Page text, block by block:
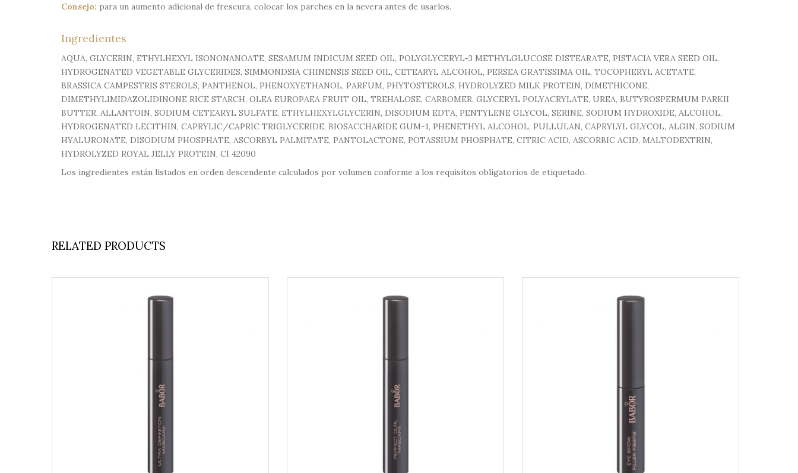
Consejo: para un aumento adicional de frescura, colocar los parches en la nevera antes de usarlos.
Ingredientes
AQUA, GLYCERIN, ETHYLHEXYL ISONONANOATE, SESAMUM INDICUM SEED OIL, POLYGLYCERYL-3 METHYLGLUCOSE DISTEARATE, PISTACIA VERA SEED OIL,
HYDROGENATED VEGETABLE GLYCERIDES, SIMMONDSIA CHINENSIS SEED OIL, CETEARYL ALCOHOL, PERSEA GRATISSIMA OIL, TOCOPHERYL ACETATE,
BRASSICA CAMPESTRIS STEROLS, PANTHENOL, PHENOXYETHANOL, PARFUM, PHYTOSTEROLS, HYDROLYZED MILK PROTEIN, DIMETHICONE,
DIMETHYLIMIDAZOLIDINONE RICE STARCH, OLEA EUROPAEA FRUIT OIL, TREHALOSE, CARBOMER, GLYCERYL POLYACRYLATE, UREA, BUTYROSPERMUM PARKII
BUTTER, ALLANTOIN, SODIUM CETEARYL SULFATE, ETHYLHEXYLGLYCERIN, DISODIUM EDTA, PENTYLENE GLYCOL, SERINE, SODIUM HYDROXIDE, ALCOHOL,
HYDROGENATED LECITHIN, CAPRYLIC/CAPRIC TRIGLYCERIDE, BIOSACCHARIDE GUM-1, PHENETHYL ALCOHOL, PULLULAN, CAPRYLYL GLYCOL, ALGIN, SODIUM
HYALURONATE, DISODIUM PHOSPHATE, ASCORBYL PALMITATE, PANTOLACTONE, POTASSIUM PHOSPHATE, CITRIC ACID, ASCORBIC ACID, MALTODEXTRIN,
HYDROLYZED ROYAL JELLY PROTEIN, CI 42090
Los ingredientes están listados en orden descendente calculados por volumen conforme a los requisitos obligatorios de etiquetado.
RELATED PRODUCTS